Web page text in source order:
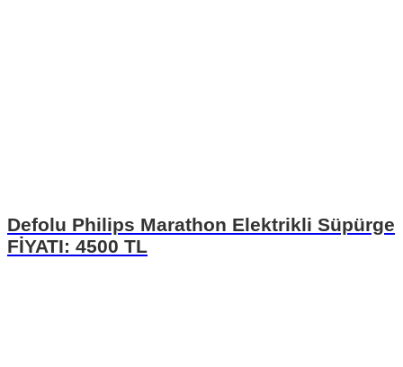
Defolu Philips Marathon Elektrikli Süpürge
FİYATI: 4500 TL